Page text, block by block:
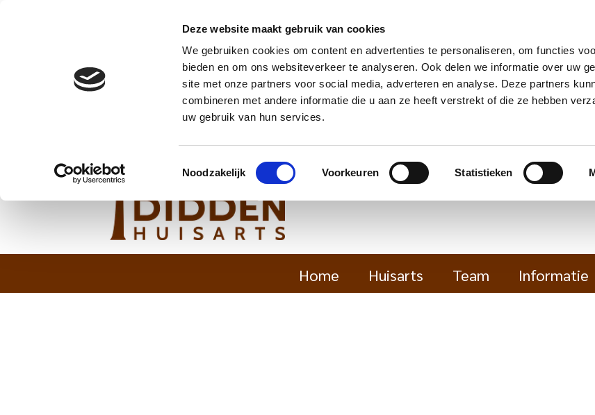
Deze website maakt gebruik van cookies
We gebruiken cookies om content en advertenties te personaliseren, om functies
bieden en om ons websiteverkeer te analyseren. Ook delen we informatie over uw
site met onze partners voor social media, adverteren en analyse. Deze partners
combineren met andere informatie die u aan ze heeft verstrekt of die ze hebben
uw gebruik van hun services.
Toestemmingsselectie
Noodzakelijk Voorkeuren Statistieken
Home Huisarts Team Informatie